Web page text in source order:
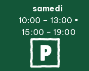
samedi
10:00 – 13:00 •
15:00 – 19:00